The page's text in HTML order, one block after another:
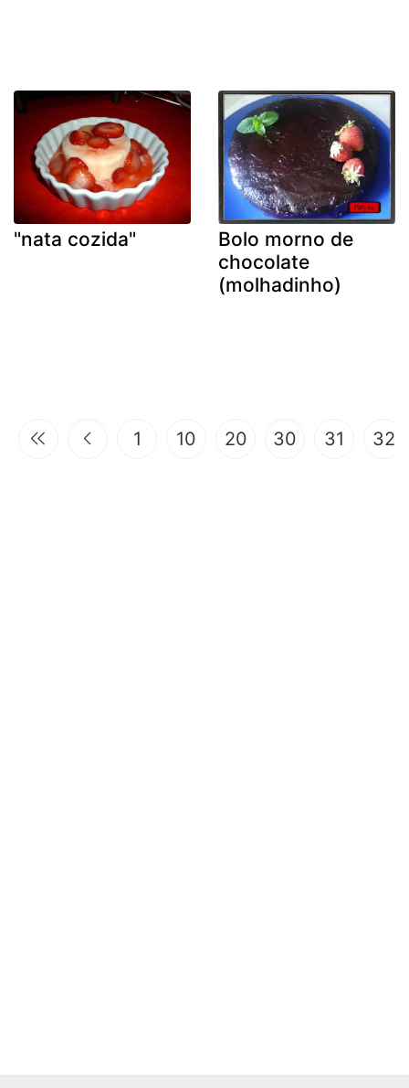
"nata cozida"
Bolo morno de
chocolate
(molhadinho)
1 10 20 30 31 32